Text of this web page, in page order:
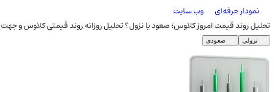
نمودار حرفه‌ای
وب سایت
تحلیل روند قیمت امروز کلاوس؛ صعود یا نزول؟تحلیل روزانه روند قیمتی کلاوس و جهت
نزولی صعودی